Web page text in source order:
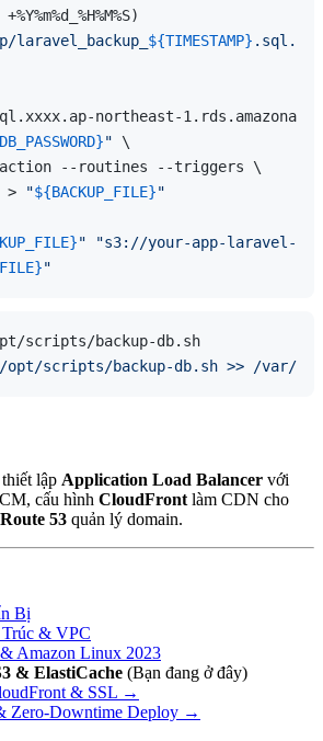
+%Y%m%d_%H%M%S)
laravel_backup_ ${TIMESTAMP} .sql.gz"
northeast-
" \
--routines --triggers \
>
"${BACKUP_FILE}"
"
"s3://your-app-laravel-
"
scripts/backup-db.sh >> /var/log/
lập Application Load Balancer với
cấu hình CloudFront làm CDN cho
Route 53 quản lý domain.
Bị
& VPC
Amazon Linux 2023
& ElastiCache (Bạn đang ở đây)
& SSL →
Zero-Downtime Deploy →